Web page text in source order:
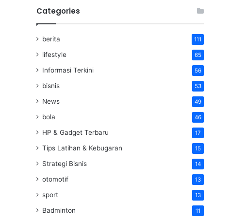
Categories
berita 111
lifestyle 65
Informasi Terkini 56
bisnis 53
News 49
bola 46
HP & Gadget Terbaru 17
Tips Latihan & Kebugaran 15
Strategi Bisnis 14
otomotif 13
sport 13
Badminton 11